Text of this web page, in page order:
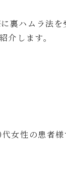
裏ハムラ法
介します。
女性の患者様